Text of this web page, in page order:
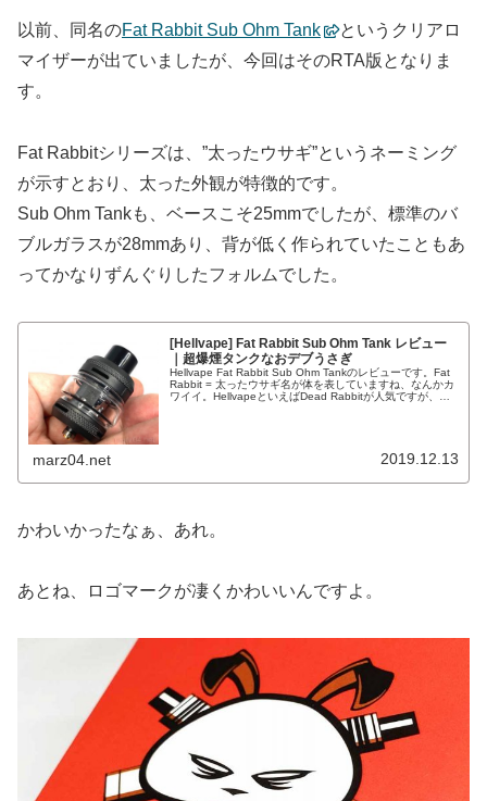
以前、同名のFat Rabbit Sub Ohm Tank
というクリアロ
マイザーが出ていましたが、今回はそのRTA版となりま
す。
Fat Rabbitシリーズは、”太ったウサギ”というネーミング
が示すとおり、太った外観が特徴的です。
Sub Ohm Tankも、ベースこそ25mmでしたが、標準のバ
ブルガラスが28mmあり、背が低く作られていたこともあ
ってかなりずんぐりしたフォルムでした。
[Hellvape] Fat Rabbit Sub Ohm Tank レビュー
｜超爆煙タンクなおデブうさぎ
Hellvape Fat Rabbit Sub Ohm Tankのレビューです。Fat
Rabbit = 太ったウサギ名が体を表していますね、なんかカ
ワイイ。HellvapeといえばDead Rabbitが人気ですが、こ
marz04.net 2019.12.13
かわいかったなぁ、あれ。
あとね、ロゴマークが凄くかわいいんですよ。